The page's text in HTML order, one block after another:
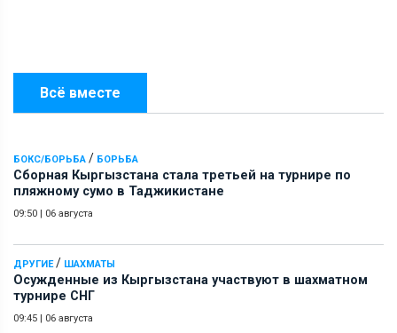
Всё вместе
БОКС/БОРЬБА / БОРЬБА
Сборная Кыргызстана стала третьей на турнире по
пляжному сумо в Таджикистане
09:50 | 06 августа
ДРУГИЕ/ ШАХМАТЫ
Осужденные из Кыргызстана участвуют в шахматном
турнире СНГ
09:45 | 06 августа